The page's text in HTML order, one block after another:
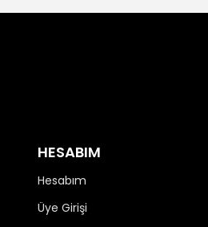
HESABIM
Hesabım
Üye Girişi